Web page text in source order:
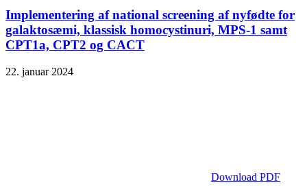
Implementering af national screening af nyfødte for
galaktosæmi, klassisk homocystinuri, MPS-1 samt
CPT1a, CPT2 og CACT
22. januar 2024
Download PDF